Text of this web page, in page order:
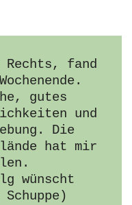
Rechts, fand
gutes
und
Die
hat mir
wünscht